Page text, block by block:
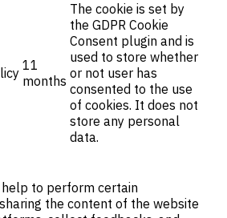
11
months
The cookie is set by
the GDPR Cookie
Consent plugin and is
used to store whether
or not user has
consented to the use
of cookies. It does not
store any personal
data.
to perform certain
the content of the website